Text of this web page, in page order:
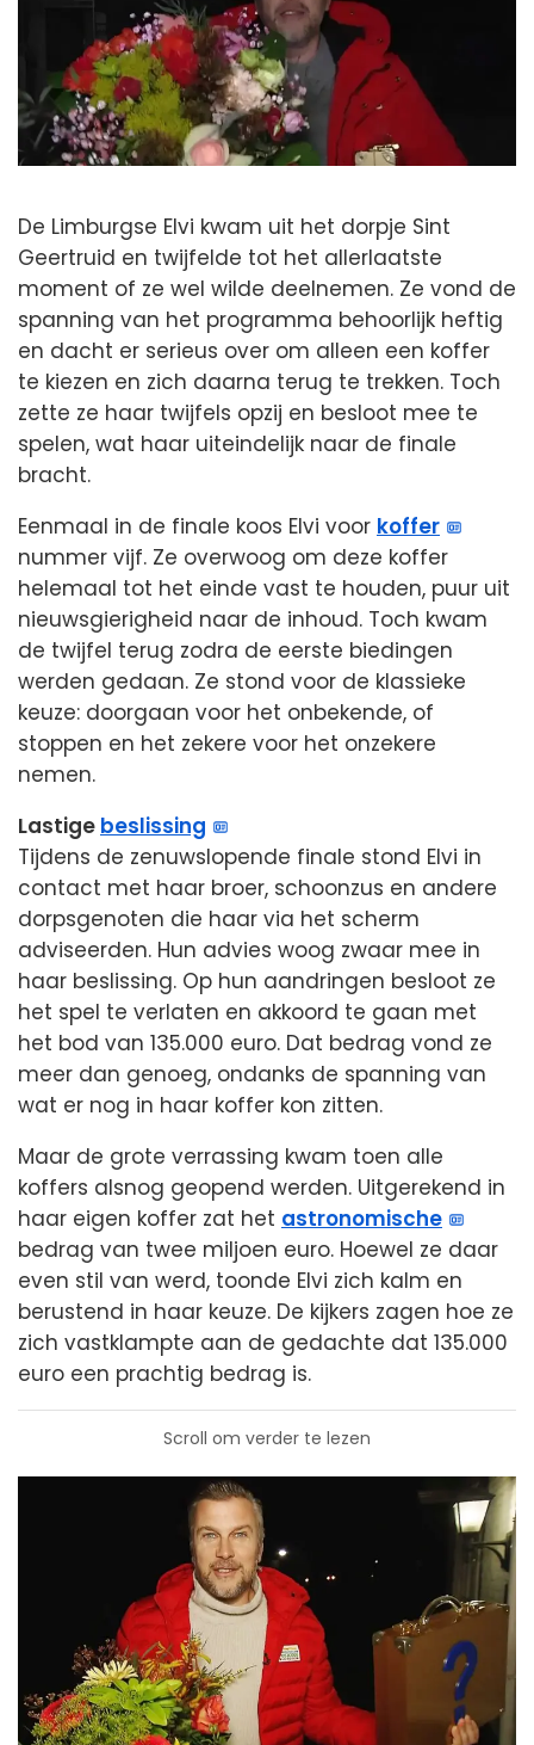
De Limburgse Elvi kwam uit het dorpje Sint
Geertruid en twijfelde tot het allerlaatste
moment of ze wel wilde deelnemen. Ze vond de
spanning van het programma behoorlijk heftig
en dacht er serieus over om alleen een koffer
te kiezen en zich daarna terug te trekken. Toch
zette ze haar twijfels opzij en besloot mee te
spelen, wat haar uiteindelijk naar de finale
bracht.
Eenmaal in de finale koos Elvi voor koffer
nummer vijf. Ze overwoog om deze koffer
helemaal tot het einde vast te houden, puur uit
nieuwsgierigheid naar de inhoud. Toch kwam
de twijfel terug zodra de eerste biedingen
werden gedaan. Ze stond voor de klassieke
keuze: doorgaan voor het onbekende, of
stoppen en het zekere voor het onzekere
nemen.
Lastige beslissing
Tijdens de zenuwslopende finale stond Elvi in
contact met haar broer, schoonzus en andere
dorpsgenoten die haar via het scherm
adviseerden. Hun advies woog zwaar mee in
haar beslissing. Op hun aandringen besloot ze
het spel te verlaten en akkoord te gaan met
het bod van 135.000 euro. Dat bedrag vond ze
meer dan genoeg, ondanks de spanning van
wat er nog in haar koffer kon zitten.
Maar de grote verrassing kwam toen alle
koffers alsnog geopend werden. Uitgerekend in
haar eigen koffer zat het astronomische
bedrag van twee miljoen euro. Hoewel ze daar
even stil van werd, toonde Elvi zich kalm en
berustend in haar keuze. De kijkers zagen hoe ze
zich vastklampte aan de gedachte dat 135.000
euro een prachtig bedrag is.
Scroll om verder te lezen